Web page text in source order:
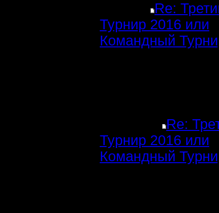
Re:
Турнир 2016 или
Командный
Re:
Турнир 2016 или
Командный